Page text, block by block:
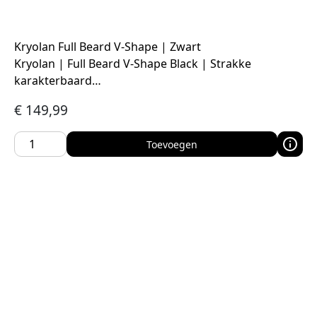
Kryolan Full Beard V-Shape | Zwart
Kryolan | Full Beard V-Shape Black | Strakke
karakterbaard…
€ 149,99
Toevoegen